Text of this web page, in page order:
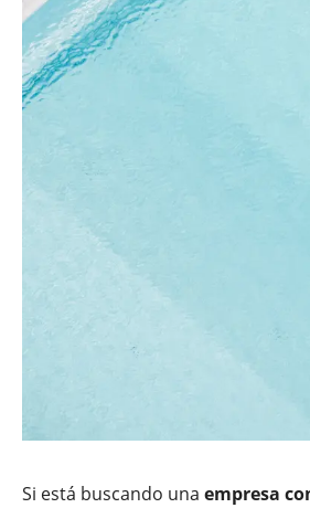
Si está buscando una empresa